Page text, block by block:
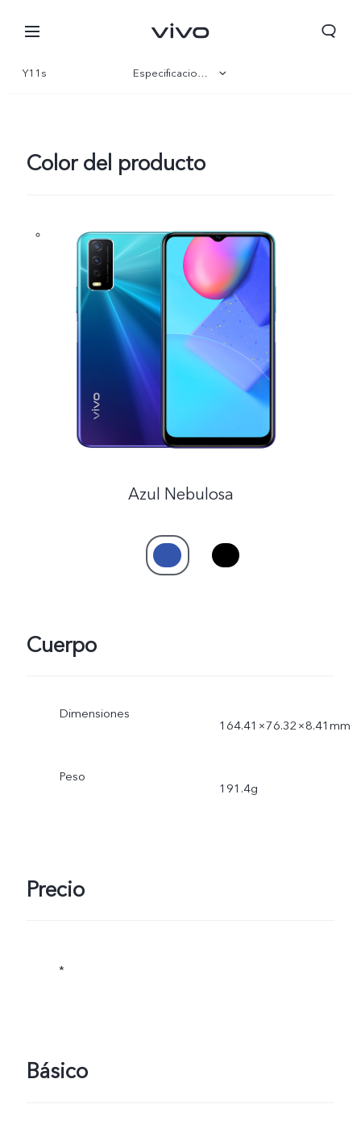
Y11s Especificaciones
Color del producto
Azul Nebulosa
Cuerpo
Dimensiones
164.41×76.32×8.41mm
Peso
191.4g
Precio
*
Básico